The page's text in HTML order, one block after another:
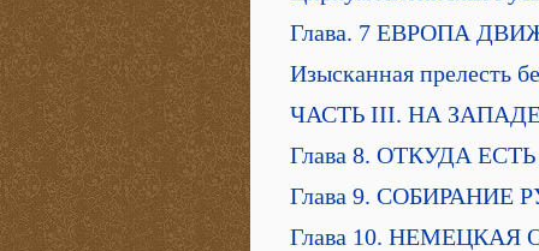
Глава. 7 ЕВРОПА
Изысканная прелесть
ЧАСТЬ III. НА
Глава 8. ОТКУДА
Глава 9. СОБИРАНИЕ
Глава 10. НЕМЕЦКАЯ